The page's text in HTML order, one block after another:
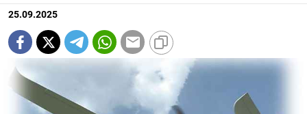
25.09.2025